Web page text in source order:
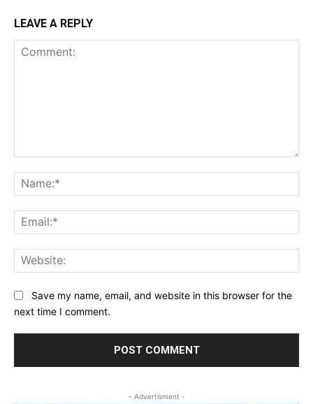
LEAVE A REPLY
Save my name, email, and website in this browser for the
next time I comment.
- Advertisment -